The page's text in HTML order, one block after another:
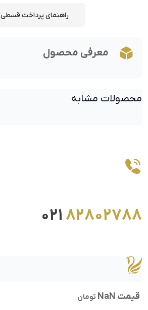
قیمت NaN تومان
راهنمای پرداخت قسطی
معرفی محصول
محصولات مشابه
82802788
021